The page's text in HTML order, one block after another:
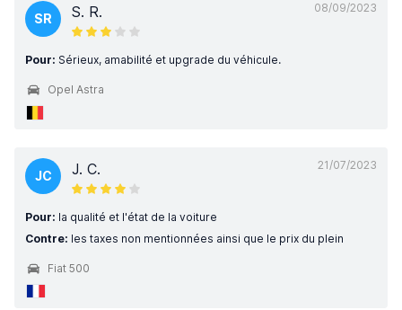
08/09/2023
SR S. R.
Pour: Sérieux, amabilité et upgrade du véhicule.
Opel Astra
21/07/2023
JC J. C.
Pour: la qualité et l'état de la voiture
Contre: les taxes non mentionnées ainsi que le prix du plein
Fiat 500